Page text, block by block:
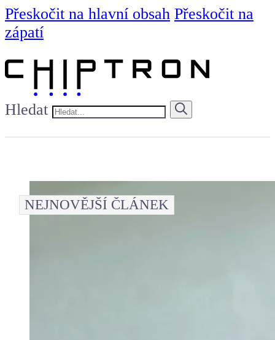
Přeskočit na hlavní obsah Přeskočit na
zápatí
Hledat
NEJNOVĚJŠÍ ČLÁNEK